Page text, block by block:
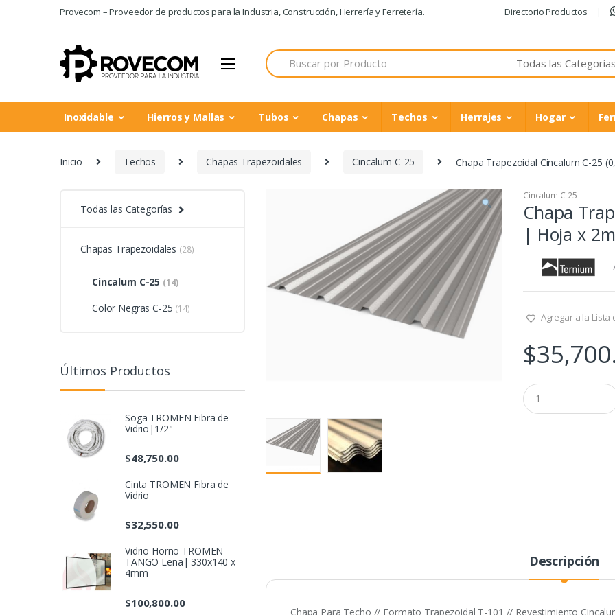
to
to
Provecom – Proveedor de productos para la Industria, Construcción, Herrería y Ferretería. Directorio Productos
Search
for:
Inoxidable Hierros y Mallas Tubos Chapas Techos Herrajes Hogar
Inicio Techos Chapas Trapezoidales Cincalum C-25 Chapa Trapezoidal Cincalum C-25
Cincalum C-25
Chapa
| Hoja x
Agregar a la Lista
$
Q
u
a
Descripción
Chapa Para Techo // Formato Trapezoidal T-101 // Revestimiento
Todas las Categorías
Chapas Trapezoidales (28)
Cincalum C-25 (14)
Color Negras C-25 (14)
Últimos Productos
Soga TROMEN Fibra de
Vidrio|1/2"
$48,750.00
Cinta TROMEN Fibra de
Vidrio
$32,550.00
Vidrio Horno TROMEN
TANGO Leña| 330x140 x
4mm
$100,800.00